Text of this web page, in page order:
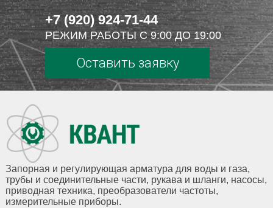
+7 (920) 924-71-44
РЕЖИМ РАБОТЫ С 9:00 ДО 19:00
Оставить заявку
Запорная и регулирующая арматура для воды и газа,
трубы и соединительные части, рукава и шланги, насосы,
приводная техника, преобразователи частоты,
измерительные приборы.